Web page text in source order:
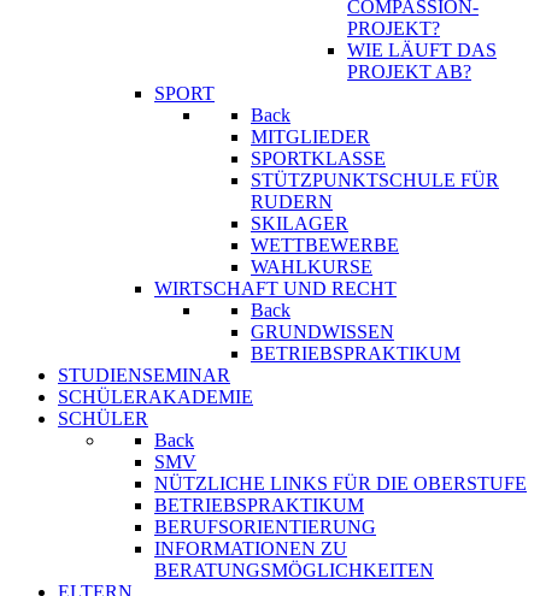
COMPASSION-
PROJEKT?
WIE LÄUFT DAS
PROJEKT AB?
SPORT
Back
MITGLIEDER
SPORTKLASSE
STÜTZPUNKTSCHULE FÜR
RUDERN
SKILAGER
WETTBEWERBE
WAHLKURSE
WIRTSCHAFT UND RECHT
Back
GRUNDWISSEN
BETRIEBSPRAKTIKUM
STUDIENSEMINAR
SCHÜLERAKADEMIE
SCHÜLER
Back
SMV
NÜTZLICHE LINKS FÜR DIE OBERSTUFE
BETRIEBSPRAKTIKUM
BERUFSORIENTIERUNG
INFORMATIONEN ZU
BERATUNGSMÖGLICHKEITEN
ELTERN